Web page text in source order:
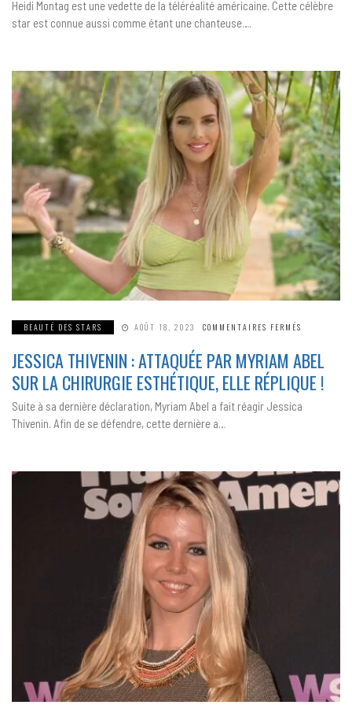
CHIRURGIES
Heidi Montag est une vedette de la téléréalité américaine. Cette célèbre
star est connue aussi comme étant une chanteuse….
BEAUTÉ DES STARS AOÛT 18, 2023 COMMENTAIRES FERMÉS
:
ATTAQUÉE
PAR
MYRIAM
ABEL
LA
JESSICA THIVENIN : ATTAQUÉE PAR MYRIAM ABEL
SUR LA CHIRURGIE ESTHÉTIQUE, ELLE RÉPLIQUE !
Suite à sa dernière déclaration, Myriam Abel a fait réagir Jessica
Thivenin. Afin de se défendre, cette dernière a…